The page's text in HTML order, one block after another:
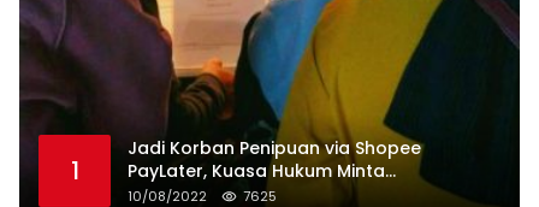
1
Jadi Korban Penipuan via Shopee
PayLater, Kuasa Hukum Minta
Penangguhan Tagihan dan Hapus Bunga
10/08/2022 7625